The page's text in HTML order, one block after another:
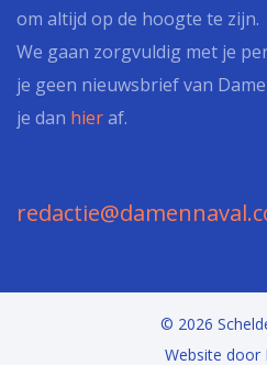
om altijd op de hoogte te zijn.
We gaan zorgvuldig met je
je geen nieuwsbrief van
je dan hieraf.
© 2026
Website door